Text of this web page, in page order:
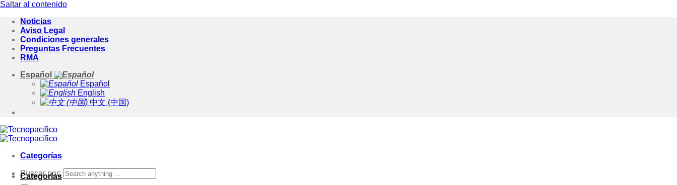
Saltar al contenido
Noticias
Aviso Legal
Condiciones generales
Preguntas Frecuentes
RMA
Español
Español
English
中文 (中国)
Categorías
Buscar por:
Categorías